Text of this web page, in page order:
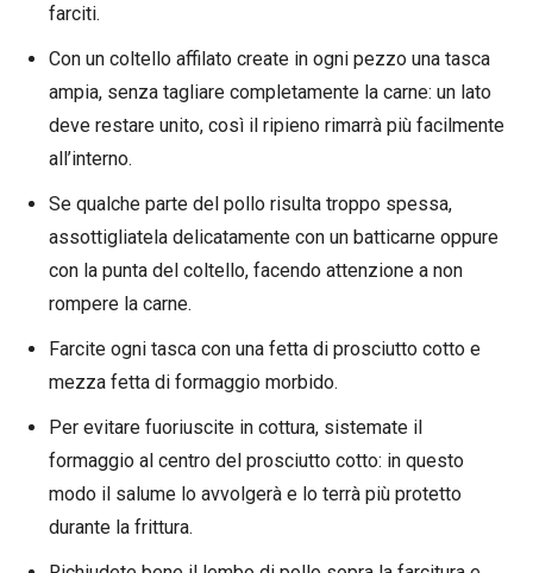
farciti.
Con un coltello affilato create in ogni pezzo una tasca
ampia, senza tagliare completamente la carne: un lato
deve restare unito, così il ripieno rimarrà più facilmente
all’interno.
Se qualche parte del pollo risulta troppo spessa,
assottigliatela delicatamente con un batticarne oppure
con la punta del coltello, facendo attenzione a non
rompere la carne.
Farcite ogni tasca con una fetta di prosciutto cotto e
mezza fetta di formaggio morbido.
Per evitare fuoriuscite in cottura, sistemate il
formaggio al centro del prosciutto cotto: in questo
modo il salume lo avvolgerà e lo terrà più protetto
durante la frittura.